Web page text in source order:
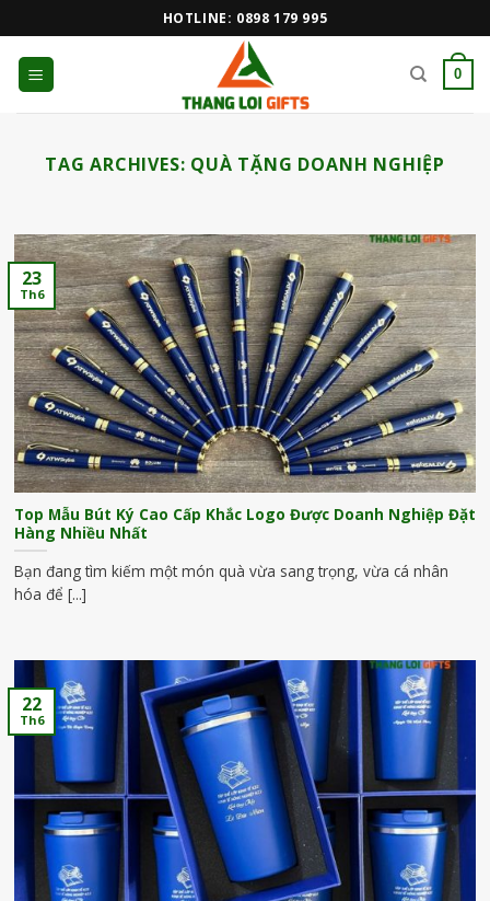
to
content
HOTLINE: 0898 179 995
0
TAG ARCHIVES: QUÀ TẶNG DOANH NGHIỆP
Top Mẫu Bút Ký Cao Cấp Khắc Logo Được Doanh Nghiệp Đặt
Hàng Nhiều Nhất
Bạn đang tìm kiếm một món quà vừa sang trọng, vừa cá nhân
hóa để [...]
23
Th6
22
Th6